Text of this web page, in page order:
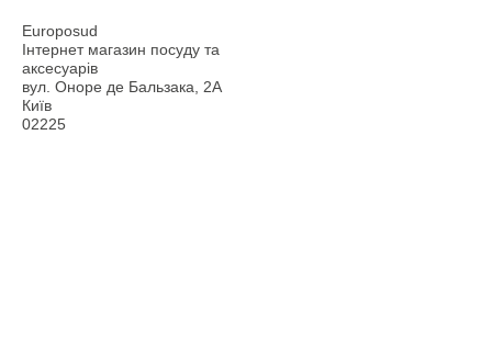
Europosud
Інтернет магазин посуду та
аксесуарів
вул. Оноре де Бальзака, 2А
Київ
02225